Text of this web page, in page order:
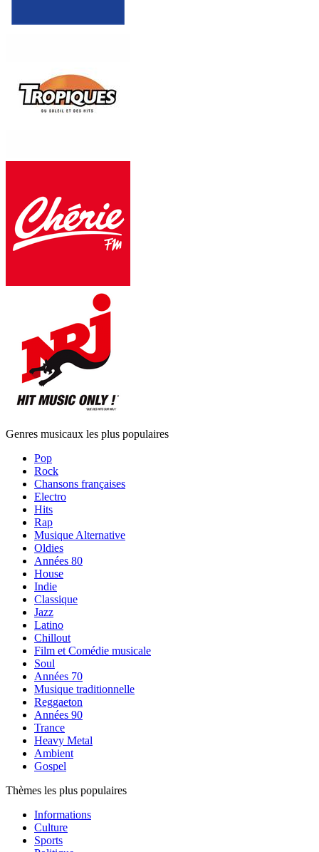
Genres musicaux les plus populaires
Pop
Rock
Chansons françaises
Electro
Hits
Rap
Musique Alternative
Oldies
Années 80
House
Indie
Classique
Jazz
Latino
Chillout
Film et Comédie musicale
Soul
Années 70
Musique traditionnelle
Reggaeton
Années 90
Trance
Heavy Metal
Ambient
Gospel
Thèmes les plus populaires
Informations
Culture
Sports